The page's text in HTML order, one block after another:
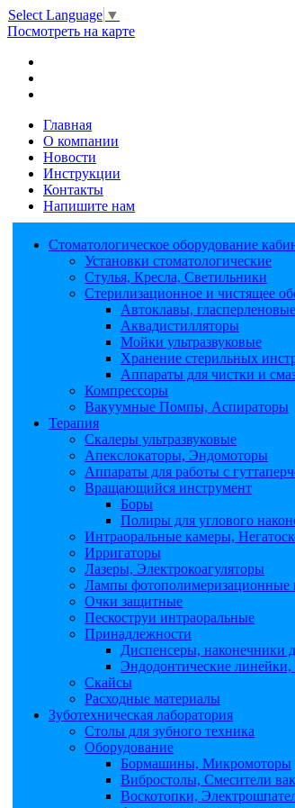
Select Language ▼
Посмотреть на карте
Главная
О компании
Новости
Инструкции
Контакты
Напишите нам
Стоматологическое оборудование
Установки стоматологические
Стулья, Кресла, Светильники
Стерилизационное и чистящее
Автоклавы,
Аквадистилляторы
Мойки ультразвуковые
Хранение стерильных
Аппараты для чистки и
Компрессоры
Вакуумные Помпы, Аспираторы
Терапия
Скалеры ультразвуковые
Апекслокаторы, Эндомоторы
Аппараты для работы с
Вращающийся инструмент
Боры
Полиры для углового
Интраоральные камеры,
Ирригаторы
Лазеры, Электрокоагуляторы
Лампы фотополимеризационные
Очки защитные
Пескоструи интраоральные
Принадлежности
Диспенсеры, наконечники
Эндодонтические линейки,
Скайсы
Расходные материалы
Зуботехническая лаборатория
Столы для зубного техника
Оборудование
Бормашины, Микромоторы
Вибростолы, Смесители
Воскотопки,